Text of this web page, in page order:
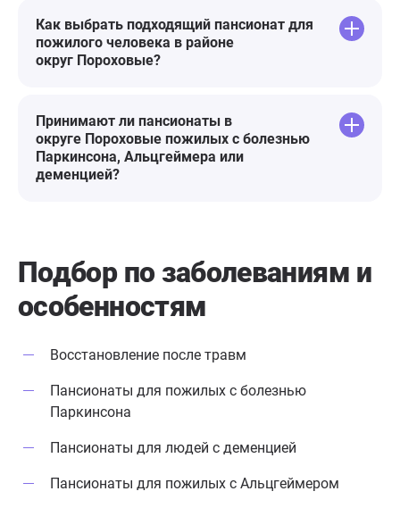
пансионат.
Как выбрать подходящий пансионат для
пожилого человека в районе
округ Пороховые?
Принимают ли пансионаты в
округе Пороховые пожилых с болезнью
Паркинсона, Альцгеймера или
деменцией?
Подбор по заболеваниям и
особенностям
Восстановление после травм
Пансионаты для пожилых с болезнью
Паркинсона
Пансионаты для людей с деменцией
Пансионаты для пожилых с Альцгеймером